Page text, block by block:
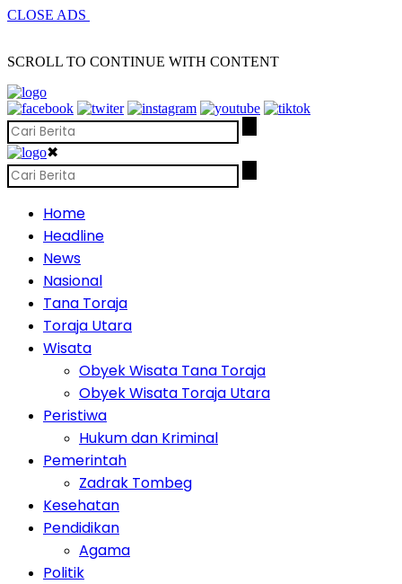
CLOSE ADS
SCROLL TO CONTINUE WITH CONTENT
✖
Home
Headline
News
Nasional
Tana Toraja
Toraja Utara
Wisata
Obyek Wisata Tana Toraja
Obyek Wisata Toraja Utara
Peristiwa
Hukum dan Kriminal
Pemerintah
Zadrak Tombeg
Kesehatan
Pendidikan
Agama
Politik